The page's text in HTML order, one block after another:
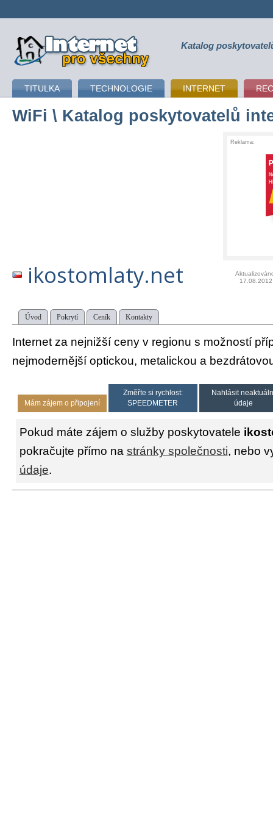
připojení k internetu Katalog
TITULKA TECHNOLOGIE INTERNET
WiFi \ Katalog poskytovatelů
Reklama:
ikostomlaty.net
17.08.2012
Úvod Pokrytí Ceník Kontakty
Internet za nejnižší ceny v regionu s možností
nejmodernější optickou, metalickou a
Mám zájem o připojení
Změřte si rychlost:
SPEEDMETER
Nahlásit
údaje
Pokud máte zájem o služby poskytovatele
pokračujte přímo na stránky společnosti, nebo
údaje.